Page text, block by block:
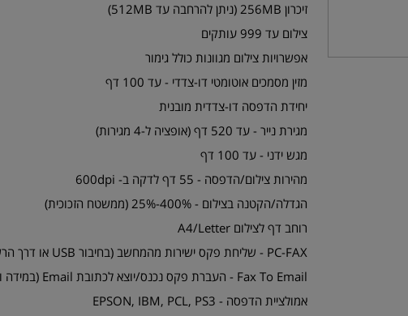
זיכרון 256MB (ניתן להרחבה עד 512MB)
צילום עד 999 עותקים
אפשרויות צילום מגוונות כולל גימור
מזין מסמכים אוטומטי דו-צדדי - עד 100 דף
יחידת הדפסה דו-צדדית מובנית
מגירת נייר - עד 520 דף (אופציה ל-4 מגירות)
מגש ידני - עד 100 דף
מהירות צילום/הדפסה - 55 דף לדקה ב- 600dpi
הגדלה/הקטנה בצילום - 400%-25% (ממשטח הזכוכית)
רוחב דף לצילום A4/Letter
PC-FAX - שליחת פקס ישירות מהמחשב (בחיבור USB או דרך הרשת)
Fax To Email - העברת פקס נכנס/יוצא לכתובת Email (במידה והותקנה יחידת פקס)
אמולציית הדפסה - EPSON, IBM, PCL, PS3